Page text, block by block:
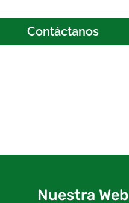
Contáctanos
Nuestra Web